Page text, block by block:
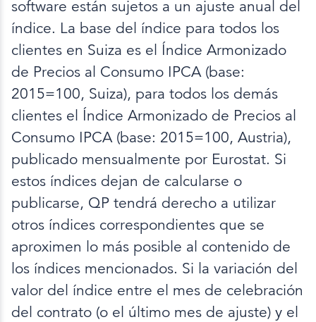
software están sujetos a un ajuste anual del
índice. La base del índice para todos los
clientes en Suiza es el Índice Armonizado
de Precios al Consumo IPCA (base:
2015=100, Suiza), para todos los demás
clientes el Índice Armonizado de Precios al
Consumo IPCA (base: 2015=100, Austria),
publicado mensualmente por Eurostat. Si
estos índices dejan de calcularse o
publicarse, QP tendrá derecho a utilizar
otros índices correspondientes que se
aproximen lo más posible al contenido de
los índices mencionados. Si la variación del
valor del índice entre el mes de celebración
del contrato (o el último mes de ajuste) y el